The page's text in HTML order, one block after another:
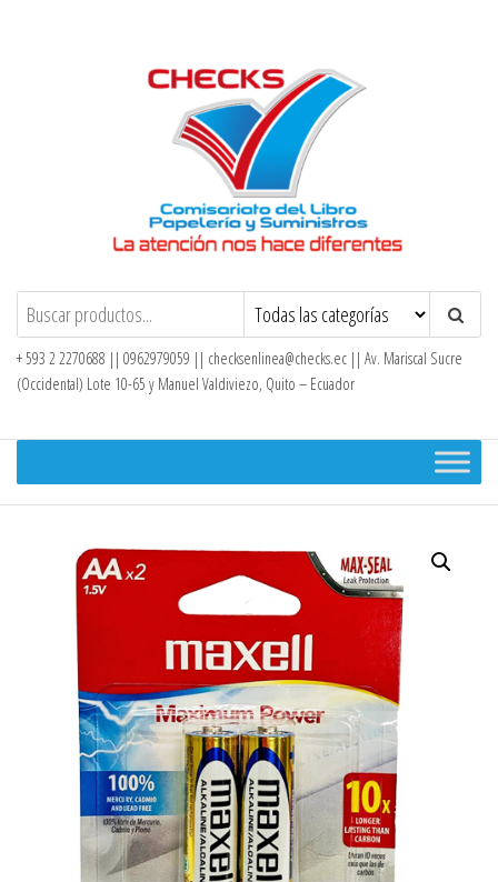
Checks – Tienda en Línea
+ 593 2 2270688 || 0962979059 || checksenlinea@checks.ec || Av. Mariscal Sucre
(Occidental) Lote 10-65 y Manuel Valdiviezo, Quito – Ecuador